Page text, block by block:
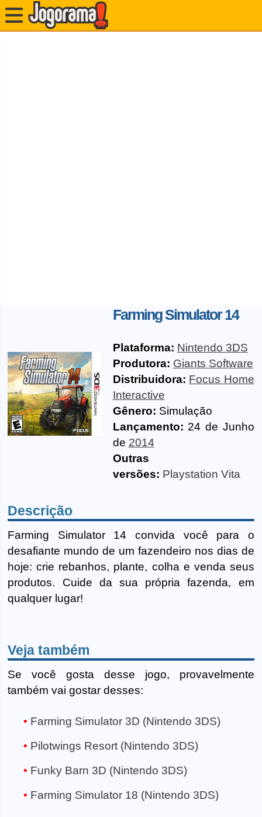
Farming Simulator 14
Plataforma: Nintendo 3DS
Produtora: Giants Software
Distribuidora: Focus Home
Interactive
Gênero: Simulação
Lançamento: 24 de Junho
de 2014
Outras
versões: Playstation Vita
Descrição
Farming Simulator 14 convida você para o
desafiante mundo de um fazendeiro nos dias de
hoje: crie rebanhos, plante, colha e venda seus
produtos. Cuide da sua própria fazenda, em
qualquer lugar!
Veja também
Se você gosta desse jogo, provavelmente
também vai gostar desses:
Farming Simulator 3D (Nintendo 3DS)
Pilotwings Resort (Nintendo 3DS)
Funky Barn 3D (Nintendo 3DS)
Farming Simulator 18 (Nintendo 3DS)